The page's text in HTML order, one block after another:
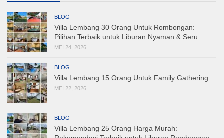
BLOG
Villa Lembang 30 Orang Untuk Rombongan:
Pilihan Terbaik untuk Liburan Nyaman & Seru
MEI 24, 2026
BLOG
Villa Lembang 15 Orang Untuk Family Gathering
MEI 22, 2026
BLOG
Villa Lembang 25 Orang Harga Murah: